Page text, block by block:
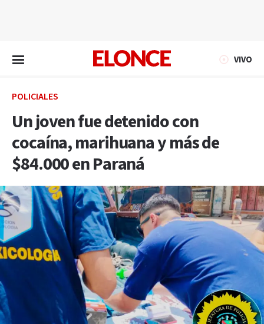
VIVO
POLICIALES
Un joven fue detenido con
cocaína, marihuana y más de
$84.000 en Paraná